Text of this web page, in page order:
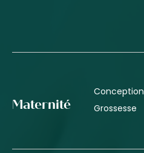
Maternité
Conception
Grossesse